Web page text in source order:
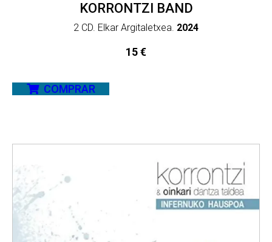
KORRONTZI BAND
2 CD. Elkar Argitaletxea. 2024
15€
COMPRAR